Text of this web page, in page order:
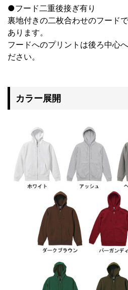
●フード二重後接ぎ有り
裏地付きの二枚合わせのフード
あります。
フードへのプリントは後ろ中心
ださい。
カラー展開